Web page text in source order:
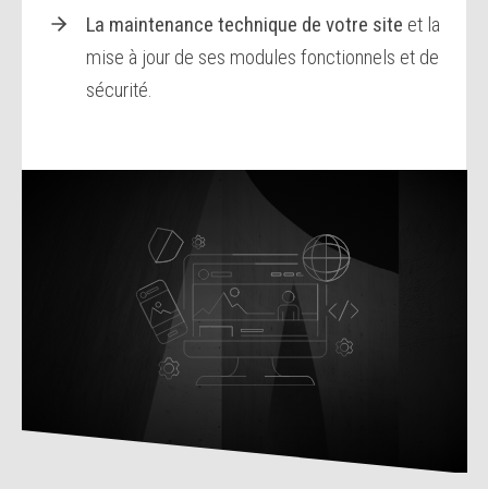
La maintenance technique de votre site et la
mise à jour de ses modules fonctionnels et de
sécurité.